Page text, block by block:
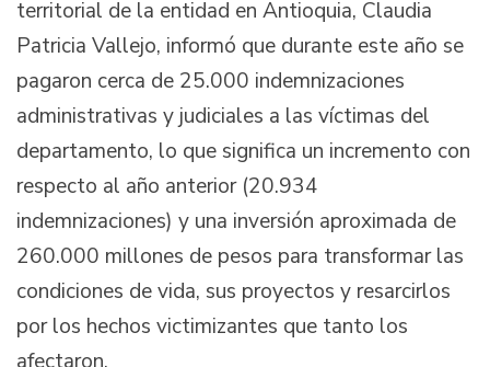
territorial de la entidad en Antioquia, Claudia
Patricia Vallejo, informó que durante este año se
pagaron cerca de 25.000 indemnizaciones
administrativas y judiciales a las víctimas del
departamento, lo que significa un incremento con
respecto al año anterior (20.934
indemnizaciones) y una inversión aproximada de
260.000 millones de pesos para transformar las
condiciones de vida, sus proyectos y resarcirlos
por los hechos victimizantes que tanto los
afectaron.